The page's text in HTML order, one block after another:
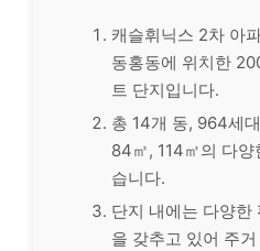
캐슬휘닉스 2차 아
동홍동에 위치한
트 단지입니다.
총 14개 동, 964세
84㎡, 114㎡의 다
습니다.
단지 내에는 다양한
을 갖추고 있어 주